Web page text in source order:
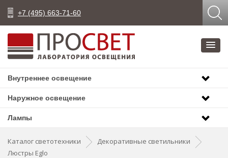
+7 (495) 663-71-60
Внутреннее освещение
Наружное освещение
Лампы
Каталог светотехники
Декоративные светильники
Люстры Eglo